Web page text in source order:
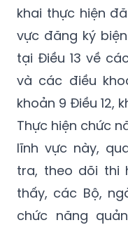
khai thực hiện
vực đăng ký
tại Điều 13 về
và các điều
khoản 9 Điều 12,
Thực hiện chức
lĩnh vực này,
tra, theo dõi thi
thấy, các Bộ,
chức năng